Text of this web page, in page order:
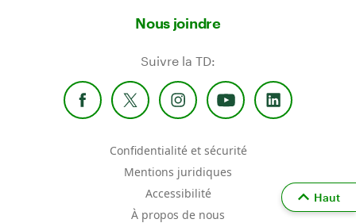
Nous joindre
Suivre la TD:
Confidentialité et sécurité
Mentions juridiques
Accessibilité
À propos de nous
Haut